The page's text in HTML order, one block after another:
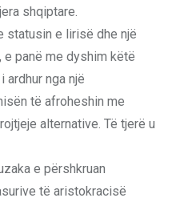
shqiptare.
statusin e lirisë dhe një
panë me dyshim këtë
nga një
të afroheshin me
alternative. Të tjerë u
e përshkruan
të aristokracisë